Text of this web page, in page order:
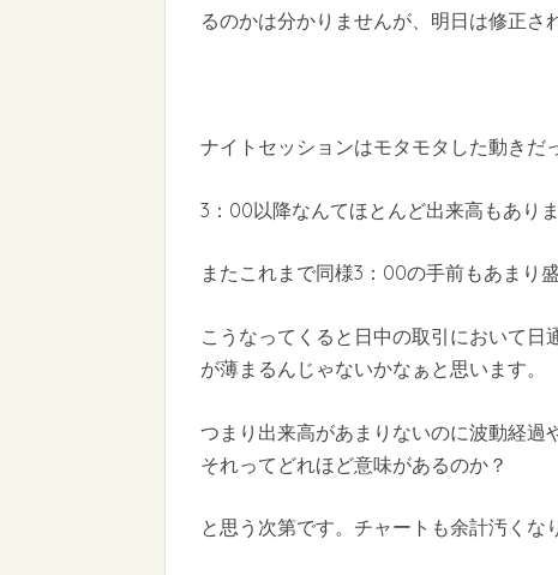
るのかは分かりませんが、明日は修正さ
ナイトセッションはモタモタした動きだ
3：00以降なんてほとんど出来高もありま
またこれまで同様3：00の手前もあまり
こうなってくると日中の取引において
が薄まるんじゃないかなぁと思います。
つまり出来高があまりないのに波動経過
それってどれほど意味があるのか？
と思う次第です。チャートも余計汚くな